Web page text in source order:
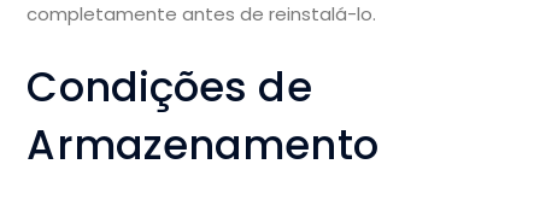
completamente antes de reinstalá-lo.
Condições de
Armazenamento